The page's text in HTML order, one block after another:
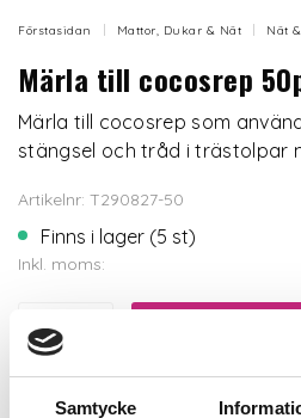
Samtycke
Förstasidan Mattor, Dukar & Nät Nät
Märla till cocosrep
Märla till cocosrep som
stängsel och tråd i trästolpar
Artikelnr: T290827-50
Finns i lager (5 st)
Inkl. moms:
Lägg
Trygg betalning